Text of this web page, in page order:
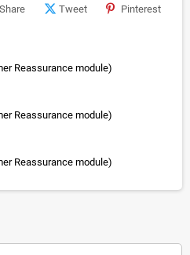
Share Tweet Pinterest
Reassurance module)
Reassurance module)
Reassurance module)